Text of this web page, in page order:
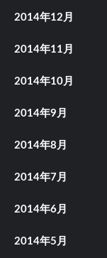
2014年12月
2014年11月
2014年10月
2014年9月
2014年8月
2014年7月
2014年6月
2014年5月